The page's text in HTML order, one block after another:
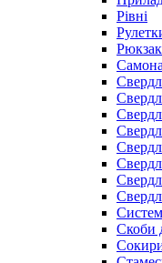
Рівні
Скоби